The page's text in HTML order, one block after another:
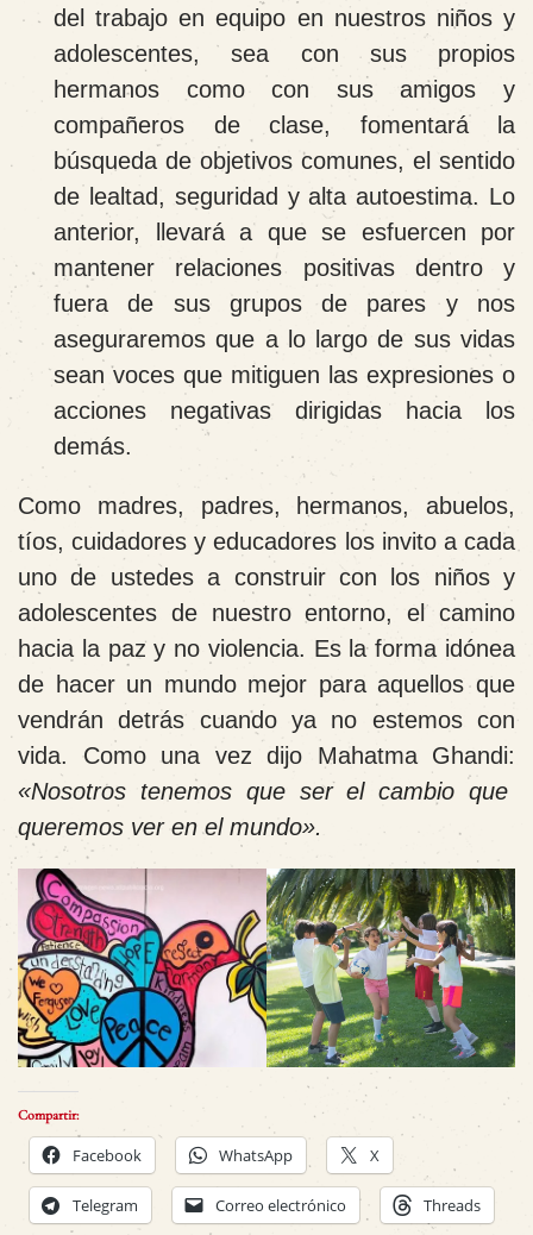
del trabajo en equipo en nuestros niños y
adolescentes, sea con sus propios
hermanos como con sus amigos y
compañeros de clase, fomentará la
búsqueda de objetivos comunes, el sentido
de lealtad, seguridad y alta autoestima. Lo
anterior, llevará a que se esfuercen por
mantener relaciones positivas dentro y
fuera de sus grupos de pares y nos
aseguraremos que a lo largo de sus vidas
sean voces que mitiguen las expresiones o
acciones negativas dirigidas hacia los
demás.
Como madres, padres, hermanos, abuelos,
tíos, cuidadores y educadores los invito a cada
uno de ustedes a construir con los niños y
adolescentes de nuestro entorno, el camino
hacia la paz y no violencia. Es la forma idónea
de hacer un mundo mejor para aquellos que
vendrán detrás cuando ya no estemos con
vida. Como una vez dijo Mahatma Ghandi:
«Nosotros tenemos que ser el cambio que
queremos ver en el mundo».
Compartir:
Facebook WhatsApp X
Telegram Correo electrónico Threads